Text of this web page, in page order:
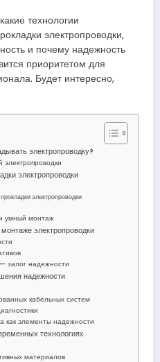
технологии
электропроводки,
и почему надежность
приоритетом для
Будет интересно,
электропроводку?
электропроводки
электропроводки
умный монтаж
электропроводки
залог надежности
надежности
кабельных систем
как элементы надежности
технологиях
материалов